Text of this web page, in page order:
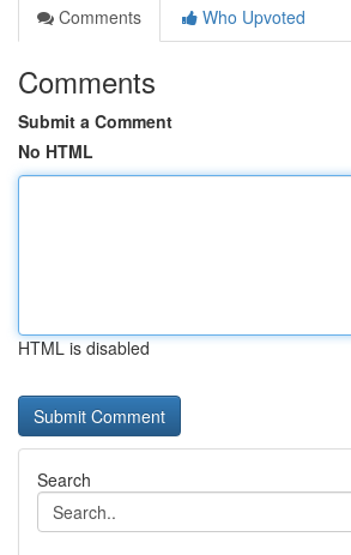
Comments
Who Upvoted
Comments
Submit a Comment
No HTML
HTML is disabled
Search